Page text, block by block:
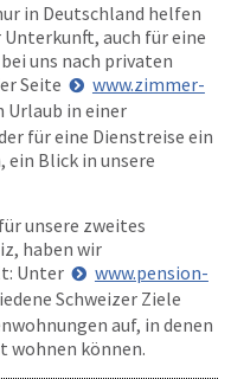
in Deutschland helfen
Unterkunft, auch für eine
uns nach privaten
Seite
www.zimmer-
Urlaub in einer
für eine Dienstreise ein
Blick in unsere
unsere zweites
haben wir
Unter
www.pension-
Schweizer Ziele
auf, in denen
wohnen können.